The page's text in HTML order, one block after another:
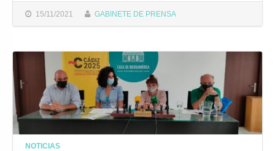
15/11/2021 GABINETE DE PRENSA
NOTICIAS